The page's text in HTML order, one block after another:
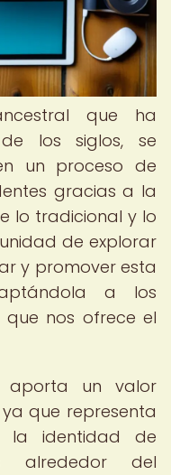
que ha
los siglos, se
un proceso de
gracias a la
lo tradicional y lo
de explorar
y promover esta
a los
nos ofrece el
aporta un valor
que representa
la identidad de
alrededor del